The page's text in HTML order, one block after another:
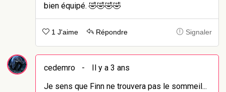
bien équipé. 🤣🤣🤣🤣
1 J'aime Répondre Signaler
cedemro -
Il y a 3 ans
Je sens que Finn ne trouvera pas le sommeil...